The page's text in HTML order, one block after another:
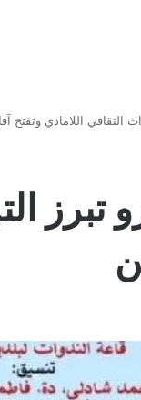
الثقافي اللامادي وتفتح